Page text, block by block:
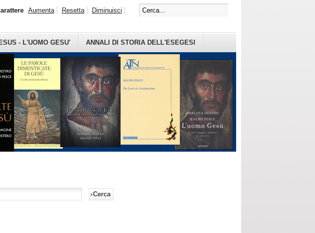
- L'UOMO GESU' ANNALI DI STORIA DELL'ESEGESI
Aumenta Resetta Diminuisci
Cerca